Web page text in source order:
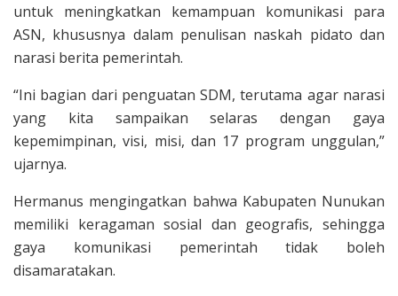
untuk meningkatkan kemampuan komunikasi para
ASN, khususnya dalam penulisan naskah pidato dan
narasi berita pemerintah.
“Ini bagian dari penguatan SDM, terutama agar narasi
yang kita sampaikan selaras dengan gaya
kepemimpinan, visi, misi, dan 17 program unggulan,”
ujarnya.
Hermanus mengingatkan bahwa Kabupaten Nunukan
memiliki keragaman sosial dan geografis, sehingga
gaya komunikasi pemerintah tidak boleh
disamaratakan.